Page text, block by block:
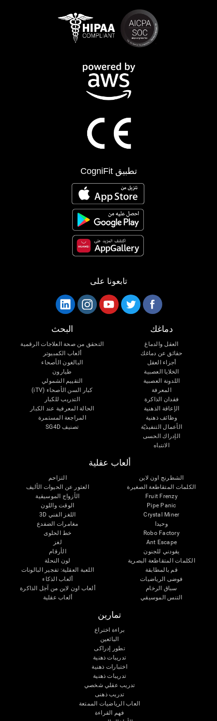
تطبيق CogniFit
تابعونا على
دماغك
العقل والدماغ
حقائق عن دماغك
أجزاء العقل
الخلايا العصبية
اللدونة العصبية
المعرفة
فقدان الذاكرة
الإعاقة الذهنية
وظائف ذهنية
الأعمال التنفيذيّة
الإدراك الحسى
الانتباه
البحث
التحقق من صحة العلاجات الرقمية
ألعاب الكمبيوتر
البالغون الأصحاء
طيارون
التقييم الشمولي
كبار السن الأصحاء (iTV)
التدريب للكبار
الحالة المعرفية عند الكبار
المراجعة المستمرة
تصنيف SG4D
ألعاب عقلية
الشطرنج اون لاين
الكلمات المتقاطعة الصغيرة
Fruit Frenzy
Pipe Panic
Crystal Miner
وحيدا
Robo Factory
Ant Escape
يقودني للجنون
الكلمات المتقاطعة البصرية
قم بالمطابقة
فوضى الرياضيات
سباق الرخام
التنس الموسيقي
التزاحم
العثور عن الحيوات الأليف
الأزواج الموسيقية
الوقت واللون
اللغز الفني 3D
مغامرات الضفدع
خط الحلوى
لغز
الأرقام
لون النحلة
اللعبة العقلية: تفجير البالونات
ألعاب الذكاء
ألعاب اون لاين من آجل الذاكرة
ألعاب عقلية
تمارين
براءة اختراع
البائعين
تطور إدراكى
تدريبات ذهنية
اختبارات ذهنية
تدريبات ذهنية
تدريب عقلي شخصي
تدريب ذهنى
العاب الرياضيات الممتعة
فهم القراءة